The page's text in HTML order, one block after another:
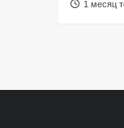
1 месяц